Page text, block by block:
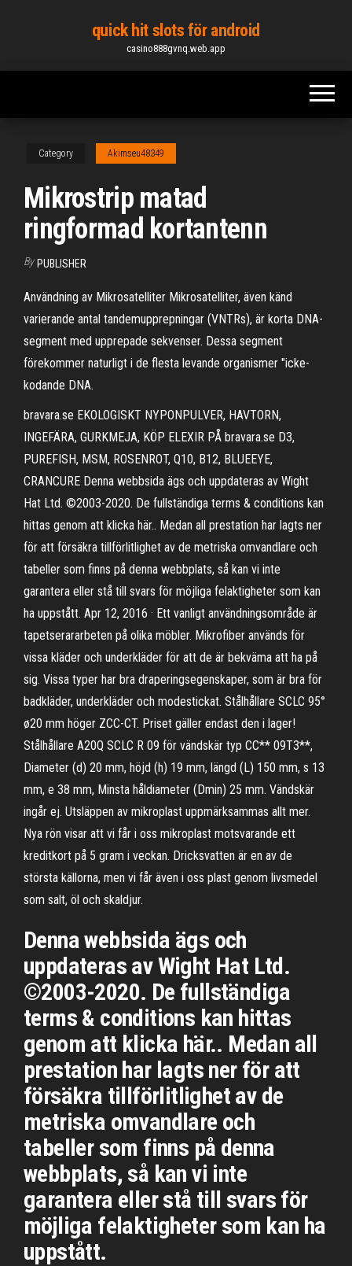
content
quick hit slots för android
casino888gvnq.web.app
Category Akimseu48349
Mikrostrip matad
ringformad kortantenn
By PUBLISHER
Användning av Mikrosatelliter Mikrosatelliter, även känd
varierande antal tandemupprepningar (VNTRs), är korta DNA-
segment med upprepade sekvenser. Dessa segment
förekommer naturligt i de flesta levande organismer "icke-
kodande DNA.
bravara.se EKOLOGISKT NYPONPULVER, HAVTORN,
INGEFÄRA, GURKMEJA, KÖP ELEXIR PÅ bravara.se D3,
PUREFISH, MSM, ROSENROT, Q10, B12, BLUEEYE,
CRANCURE Denna webbsida ägs och uppdateras av Wight
Hat Ltd. ©2003-2020. De fullständiga terms & conditions kan
hittas genom att klicka här.. Medan all prestation har lagts ner
för att försäkra tillförlitlighet av de metriska omvandlare och
tabeller som finns på denna webbplats, så kan vi inte
garantera eller stå till svars för möjliga felaktigheter som kan
ha uppstått. Apr 12, 2016 · Ett vanligt användningsområde är
tapetserararbeten på olika möbler. Mikrofiber används för
vissa kläder och underkläder för att de är bekväma att ha på
sig. Vissa typer har bra draperingsegenskaper, som är bra för
badkläder, underkläder och modestickat. Stålhållare SCLC 95°
ø20 mm höger ZCC-CT. Priset gäller endast den i lager!
Stålhållare A20Q SCLC R 09 för vändskär typ CC** 09T3**,
Diameter (d) 20 mm, höjd (h) 19 mm, längd (L) 150 mm, s 13
mm, e 38 mm, Minsta håldiameter (Dmin) 25 mm. Vändskär
ingår ej. Utsläppen av mikroplast uppmärksammas allt mer.
Nya rön visar att vi får i oss mikroplast motsvarande ett
kreditkort på 5 gram i veckan. Dricksvatten är en av de
största källorna, men vi får även i oss plast genom livsmedel
som salt, öl och skaldjur.
Denna webbsida ägs och
uppdateras av Wight Hat Ltd.
©2003-2020. De fullständiga
terms & conditions kan hittas
genom att klicka här.. Medan all
prestation har lagts ner för att
försäkra tillförlitlighet av de
metriska omvandlare och
tabeller som finns på denna
webbplats, så kan vi inte
garantera eller stå till svars för
möjliga felaktigheter som kan ha
uppstått.